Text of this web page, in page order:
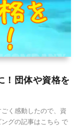
！団体や資格を
く感動したので、資
グの記事はこちら で